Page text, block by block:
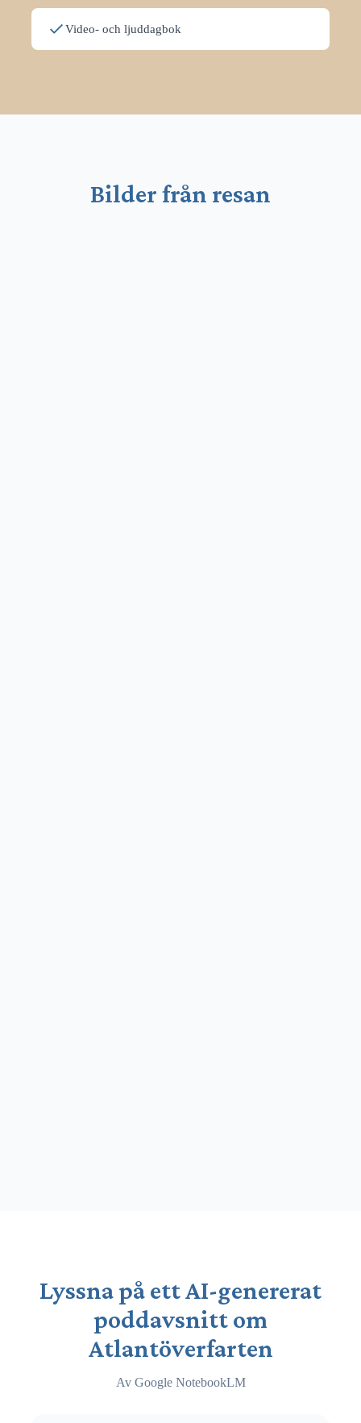
Video- och ljuddagbok
Bilder från resan
Lyssna på ett AI-genererat
poddavsnitt om
Atlantöverfarten
Av Google NotebookLM